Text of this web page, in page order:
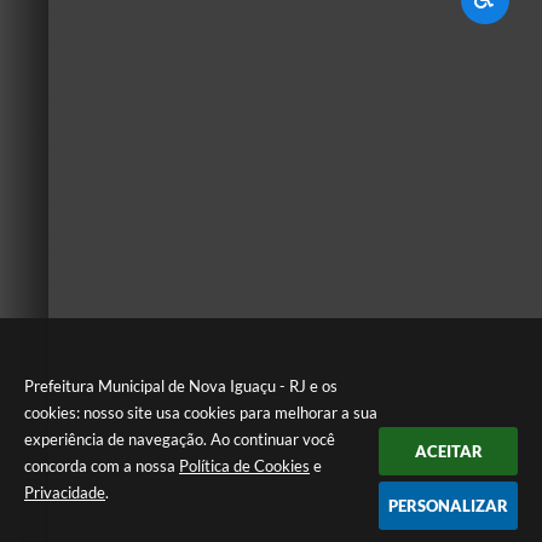
Prefeitura Municipal de Nova Iguaçu - RJ e os
cookies: nosso site usa cookies para melhorar a sua
experiência de navegação. Ao continuar você
concorda com a nossa Política de Cookies e
Privacidade.
ACEITAR
PERSONALIZAR